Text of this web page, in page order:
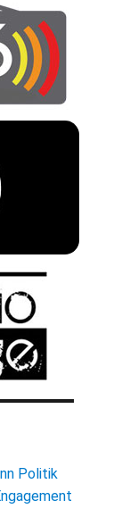
Politik